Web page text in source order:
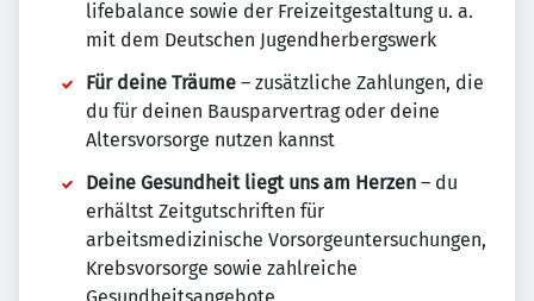
lifebalance sowie der Freizeitgestaltung u. a.
mit dem Deutschen Jugendherbergswerk
Für deine Träume – zusätzliche Zahlungen, die
du für deinen Bausparvertrag oder deine
Altersvorsorge nutzen kannst
Deine Gesundheit liegt uns am Herzen – du
erhältst Zeitgutschriften für
arbeitsmedizinische Vorsorgeuntersuchungen,
Krebsvorsorge sowie zahlreiche